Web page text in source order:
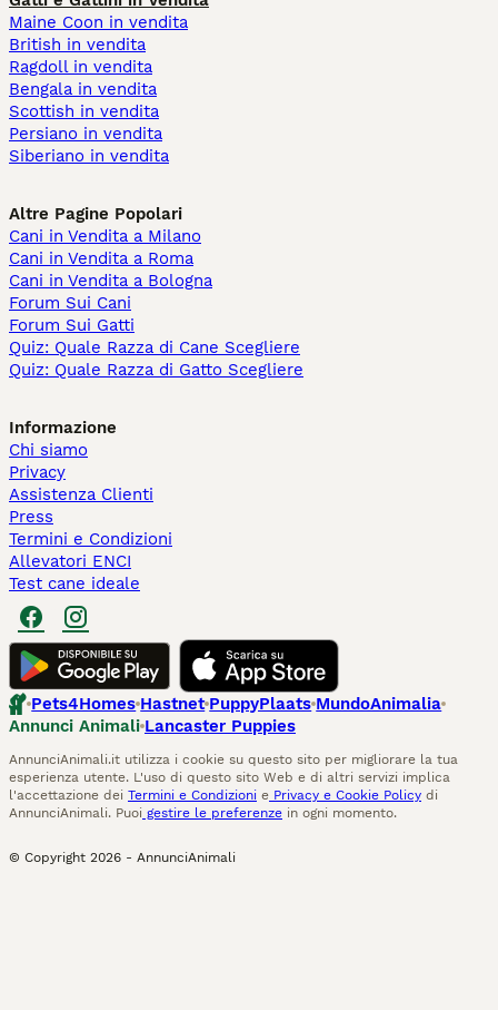
Maine Coon in vendita
British in vendita
Ragdoll in vendita
Bengala in vendita
Scottish in vendita
Persiano in vendita
Siberiano in vendita
Altre Pagine Popolari
Cani in Vendita a Milano
Cani in Vendita a Roma
Cani in Vendita a Bologna
Forum Sui Cani
Forum Sui Gatti
Quiz: Quale Razza di Cane Scegliere
Quiz: Quale Razza di Gatto Scegliere
Informazione
Chi siamo
Privacy
Assistenza Clienti
Press
Termini e Condizioni
Allevatori ENCI
Test cane ideale
Pets4Homes Hastnet PuppyPlaats MundoAnimalia
Annunci Animali Lancaster Puppies
AnnunciAnimali.it utilizza i cookie su questo sito per migliorare la tua
esperienza utente. L'uso di questo sito Web e di altri servizi implica
l'accettazione dei Termini e Condizioni e Privacy e Cookie Policy di
AnnunciAnimali. Puoi gestire le preferenze in ogni momento.
© Copyright 2026 - AnnunciAnimali